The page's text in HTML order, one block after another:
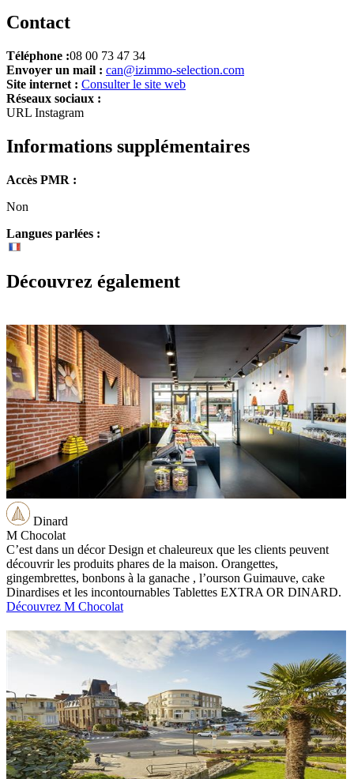
Contact
Téléphone :08 00 73 47 34
Envoyer un mail : can@izimmo-selection.com
Site internet : Consulter le site web
Réseaux sociaux :
URL Instagram
Informations supplémentaires
Accès PMR :
Non
Langues parlées :
Découvrez également
Dinard
M Chocolat
C’est dans un décor Design et chaleureux que les clients peuvent
découvrir les produits phares de la maison. Orangettes,
gingembrettes, bonbons à la ganache , l’ourson Guimauve, cake
Dinardises et les incontournables Tablettes EXTRA OR DINARD.
Découvrez M Chocolat